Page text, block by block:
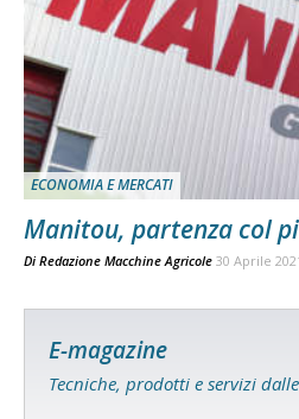
ECONOMIA E MERCATI
Manitou, partenza col
Di Redazione Macchine Agricole 30 Aprile
E-magazine
Tecniche, prodotti e servizi